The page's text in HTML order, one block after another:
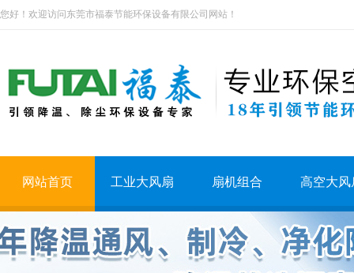
您好！欢迎访问东莞市福泰节能环保设备有限公司网站！
网站首页 工业大风扇 扇机组合 高空大风